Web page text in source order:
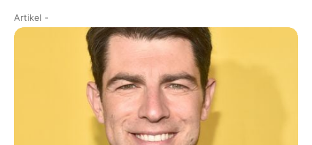
Artikel -